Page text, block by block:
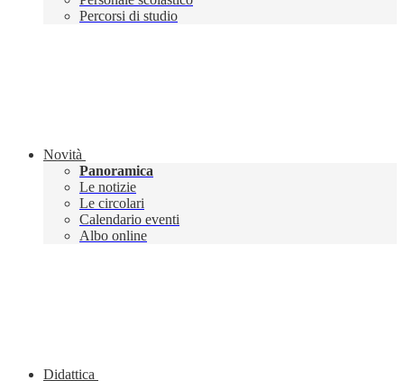
Percorsi di studio
Novità
Panoramica
Le notizie
Le circolari
Calendario eventi
Albo online
Didattica